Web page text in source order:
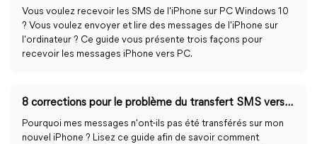
Vous voulez recevoir les SMS de l'iPhone sur PC Windows 10
? Vous voulez envoyer et lire des messages de l'iPhone sur
l'ordinateur ? Ce guide vous présente trois façons pour
recevoir les messages iPhone vers PC.
8 corrections pour le problème du transfert SMS vers autre mobile
Pourquoi mes messages n'ont-ils pas été transférés sur mon
nouvel iPhone ? Lisez ce guide afin de savoir comment